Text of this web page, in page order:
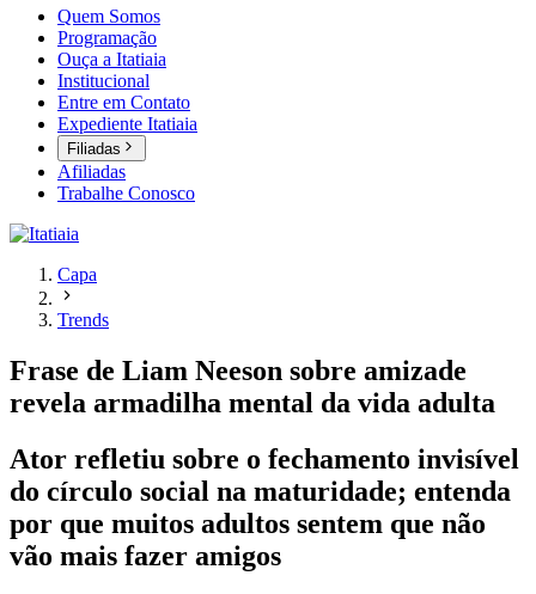
Quem Somos
Programação
Ouça a Itatiaia
Institucional
Entre em Contato
Expediente Itatiaia
Filiadas
Afiliadas
Trabalhe Conosco
Capa
Trends
Frase de Liam Neeson sobre amizade
revela armadilha mental da vida adulta
Ator refletiu sobre o fechamento invisível
do círculo social na maturidade; entenda
por que muitos adultos sentem que não
vão mais fazer amigos